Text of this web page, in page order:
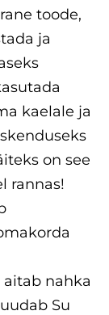
toode,
ja
kaelale ja
on see
rannas!
nahka
Su